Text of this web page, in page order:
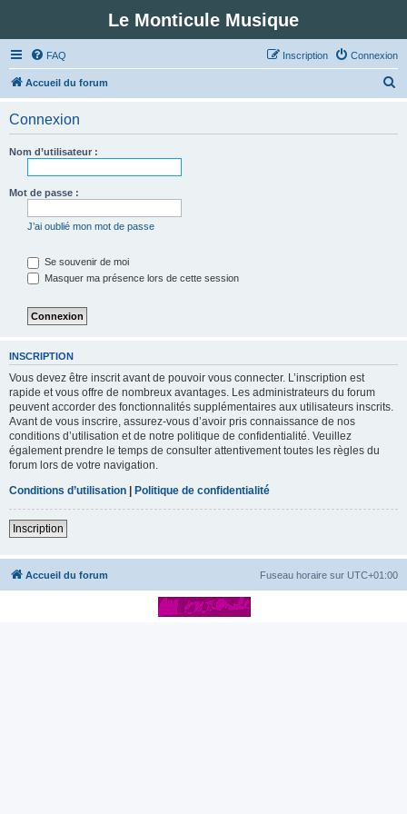
Le Monticule Musique
FAQ Connexion
Inscription
Accueil du forum
Connexion
Nom d’utilisateur :
Mot de passe :
J’ai oublié mon mot de passe
Se souvenir de moi
Masquer ma présence lors de cette session
INSCRIPTION
Vous devez être inscrit avant de pouvoir vous connecter. L’inscription est
rapide et vous offre de nombreux avantages. Les administrateurs du forum
peuvent accorder des fonctionnalités supplémentaires aux utilisateurs inscrits.
Avant de vous inscrire, assurez-vous d’avoir pris connaissance de nos
conditions d’utilisation et de notre politique de confidentialité. Veuillez
également prendre le temps de consulter attentivement toutes les règles du
forum lors de votre navigation.
Conditions d’utilisation | Politique de confidentialité
Inscription
Accueil du forum Fuseau horaire sur UTC+01:00